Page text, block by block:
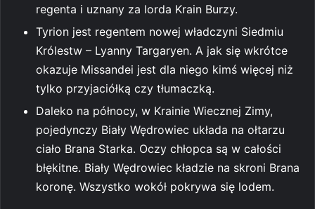
regenta i uznany za lorda Krain Burzy.
Tyrion jest regentem nowej władczyni Siedmiu
Królestw – Lyanny Targaryen. A jak się wkrótce
okazuje Missandei jest dla niego kimś więcej niż
tylko przyjaciółką czy tłumaczką.
Daleko na północy, w Krainie Wiecznej Zimy,
pojedynczy Biały Wędrowiec układa na ołtarzu
ciało Brana Starka. Oczy chłopca są w całości
błękitne. Biały Wędrowiec kładzie na skroni Brana
koronę. Wszystko wokół pokrywa się lodem.